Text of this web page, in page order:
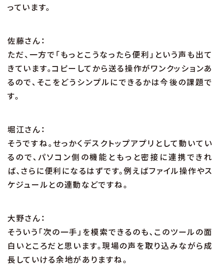
っています。
佐藤さん：
ただ、一方で「もっとこうなったら便利」という声も出て
きています。コピーしてから送る操作がワンクッションあ
るので、そこをどうシンプルにできるかは今後の課題で
す。
堀江さん：
そうですね。せっかくデスクトップアプリとして動いてい
るので、パソコン側の機能ともっと密接に連携できれ
ば、さらに便利になるはずです。例えばファイル操作やス
ケジュールとの連動などですね。
大野さん：
そういう「次の一手」を模索できるのも、このツールの面
白いところだと思います。現場の声を取り込みながら成
長していける余地がありますね。